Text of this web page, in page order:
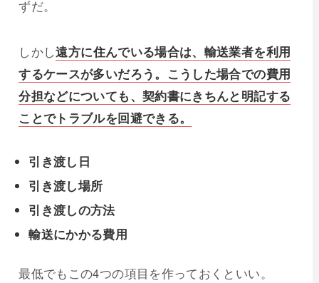
ずだ。
しかし遠方に住んでいる場合は、輸送業者を利用
するケースが多いだろう。こうした場合での費用
分担などについても、契約書にきちんと明記する
ことでトラブルを回避できる。
引き渡し日
引き渡し場所
引き渡しの方法
輸送にかかる費用
最低でもこの4つの項目を作っておくといい。